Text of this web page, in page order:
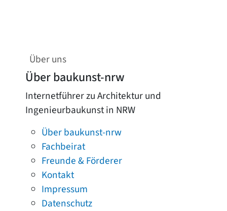
Über uns
Über baukunst-nrw
Internetführer zu Architektur und
Ingenieurbaukunst in NRW
Über baukunst-nrw
Fachbeirat
Freunde & Förderer
Kontakt
Impressum
Datenschutz